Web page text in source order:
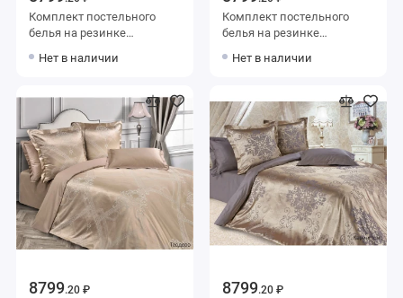
Комплект постельного
белья на резинке
жаккард с наволочками
наволочками 70х70 2 шт
Узор Ecotex
Нет в наличии
Комплект постельного
белья на резинке
жаккард с наволочками
наволочками 70х70 2 шт
Узор Ecotex
Нет в наличии
8799.20 ₽ 8799.20 ₽